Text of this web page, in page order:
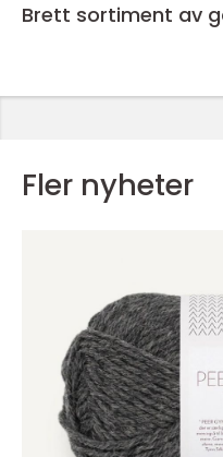
Brett sortiment av
Fler nyheter